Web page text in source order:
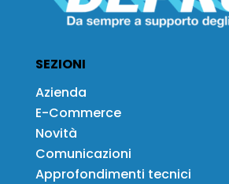
SEZIONI
Azienda
E-Commerce
Novità
Comunicazioni
Approfondimenti tecnici